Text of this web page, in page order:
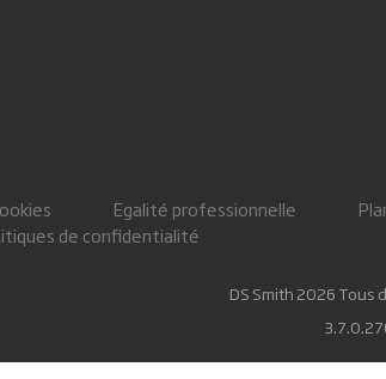
Egalité professionnelle
de confidentialité
DS Smith 2026 Tous